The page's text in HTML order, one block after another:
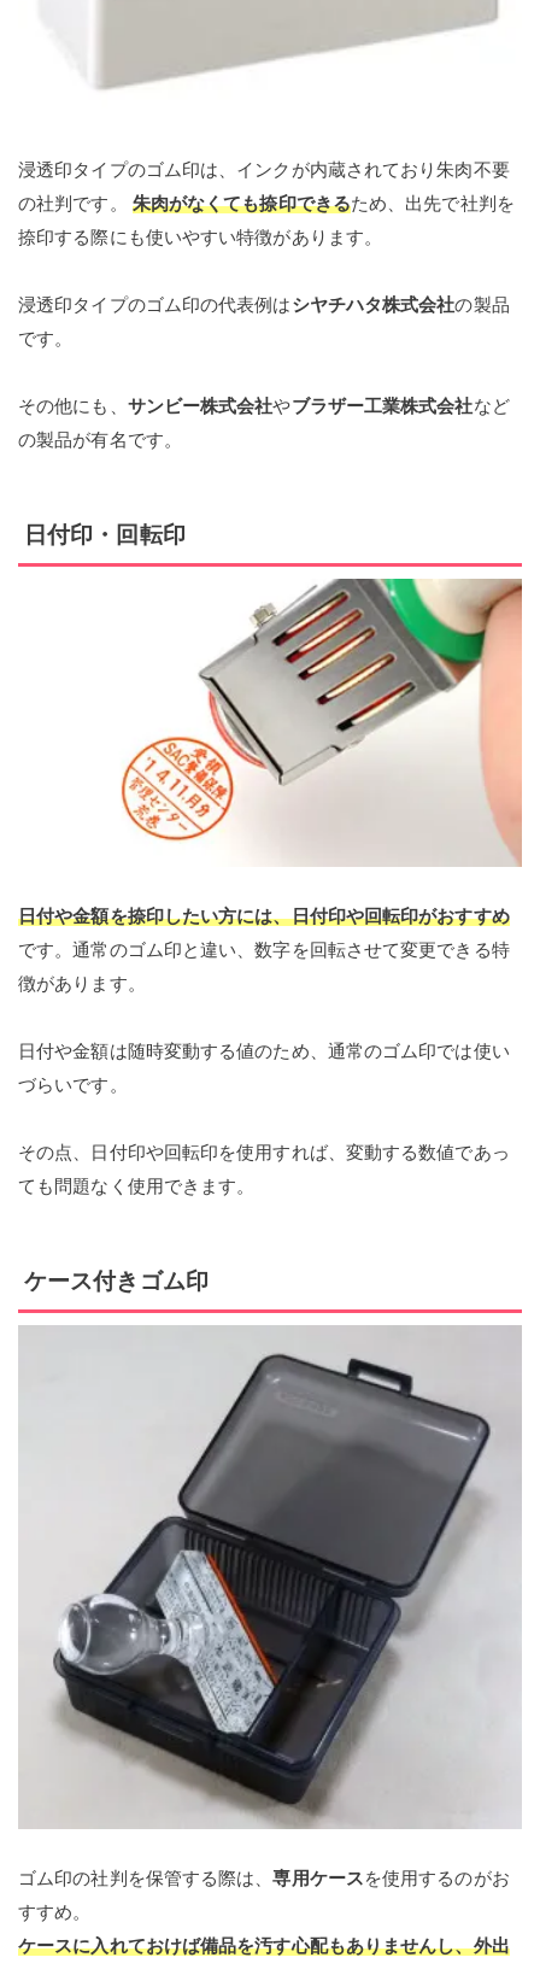
浸透印タイプのゴム印は、インクが内蔵されており朱肉不要
の社判です。 朱肉がなくても捺印できるため、出先で社判を
捺印する際にも使いやすい特徴があります。
浸透印タイプのゴム印の代表例は シヤチハタ株式会社の製品
です。
その他にも、 サンビー株式会社やブラザー工業株式会社など
の製品が有名です。
日付印・回転印
日付や金額を捺印したい方には、日付印や回転印がおすすめ
です。通常のゴム印と違い、数字を回転させて変更できる特
徴があります。
日付や金額は随時変動する値のため、通常のゴム印では使い
づらいです。
その点、日付印や回転印を使用すれば、変動する数値であっ
ても問題なく使用できます。
ケース付きゴム印
ゴム印の社判を保管する際は、専用ケース を使用するのがお
すすめ。
ケースに入れておけば備品を汚す心配もありませんし、外出